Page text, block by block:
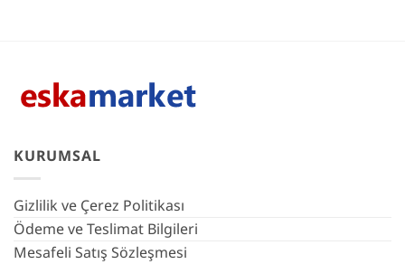
KURUMSAL
Gizlilik ve Çerez Politikası
Ödeme ve Teslimat Bilgileri
Mesafeli Satış Sözleşmesi